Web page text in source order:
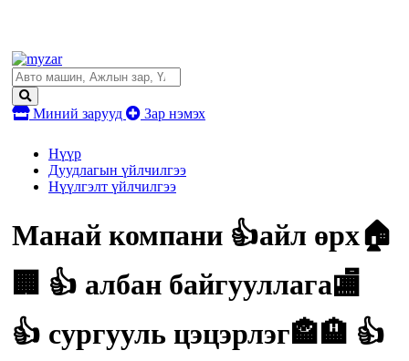
Миний зарууд Зар нэмэх
Нүүр
Дуудлагын үйлчилгээ
Нүүлгэлт үйлчилгээ
Манай компани 👍айл өрх🏠
🏢 👍 албан байгууллага🏬
👍 сургууль цэцэрлэг🏤🏨 👍